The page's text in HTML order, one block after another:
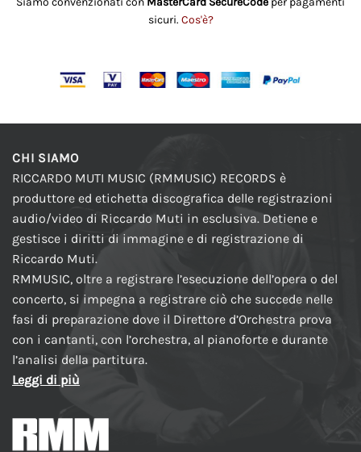
sicuri. Cos'è?
CHI SIAMO
RICCARDO MUTI MUSIC (RMMUSIC) RECORDS è
produttore ed etichetta discografica delle registrazioni
audio/video di Riccardo Muti in esclusiva. Detiene e
gestisce i diritti di immagine e di registrazione di
Riccardo Muti.
RMMUSIC, oltre a registrare l’esecuzione dell’opera o del
concerto, si impegna a registrare ciò che succede nelle
fasi di preparazione dove il Direttore d’Orchestra prova
con i cantanti, con l’orchestra, al pianoforte e durante
l’analisi della partitura.
Leggi di più